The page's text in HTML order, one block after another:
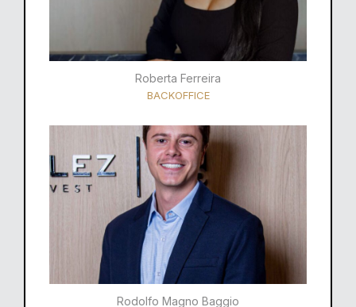
Roberta Ferreira
BACKOFFICE
Rodolfo Magno Baggio​​